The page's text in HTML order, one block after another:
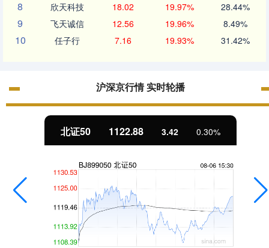
8 欣天科技 18.02 19.97% 28.44%
9 飞天诚信 12.56 19.96% 8.49%
10 任子行 7.16 19.93% 31.42%
沪深京行情 实时轮播
北证50 1122.88 3.42 0.30%